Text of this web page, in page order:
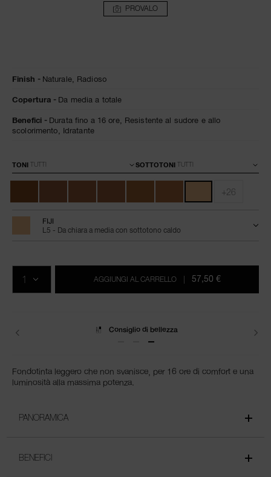
PROVALO
natural-
longwear-
n.
Finish Naturale, Radioso
Copertura Da media a totale
Benefici Durata fino a 16 ore, Resistente al sudore e allo
scolorimento, Idratante
Varianti
TONI SOTTOTONI
+26
FIJI
L5 - Da chiara a media con sottotono caldo
al
carrello
prodotto
QTÀ.
AGGIUNGI AL CARRELLO 57,50 €
Spedizione
Fondotinta leggero che non svanisce, per 16 ore di comfort e una
luminosità alla massima potenza.
PANORAMICA
BENEFICI